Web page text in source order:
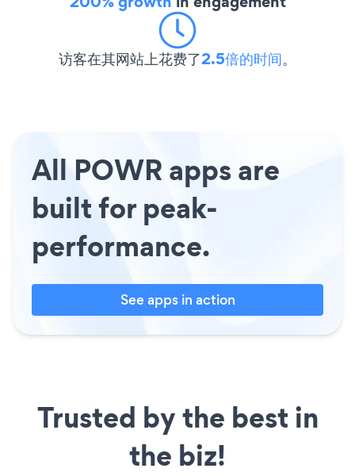
访客在其网站上花费了2.5倍的时间。
All POWR apps are
built for peak-
performance.
See apps in action
Trusted by the best in
the biz!